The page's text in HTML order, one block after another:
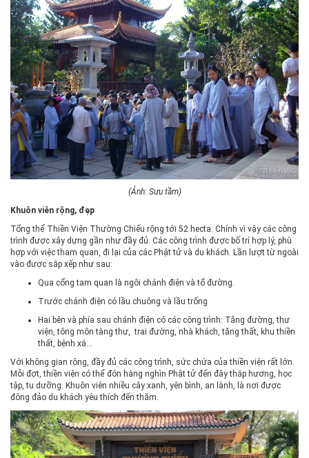
(Ảnh: Sưu tầm)
Khuôn viên rộng, đẹp
Tổng thể Thiền Viện Thường Chiếu rộng tới 52 hecta. Chính vì vậy các công
trình được xây dựng gần như đầy đủ. Các công trình được bố trí hợp lý, phù
hợp với việc tham quan, đi lại của các Phật tử và du khách. Lần lượt từ ngoài
vào được sắp xếp như sau:
Qua cổng tam quan là ngôi chánh điện và tổ đường.
Trước chánh điện có lầu chuông và lầu trống
Hai bên và phía sau chánh điện có các công trình: Tăng đường, thư
viện, tông môn tàng thư, trai đường, nhà khách, tăng thất, khu thiền
thất, bệnh xá…
Với không gian rộng, đầy đủ các công trình, sức chứa của thiền viện rất lớn.
Mỗi đợt, thiền viện có thể đón hàng nghìn Phật tử đến đây thắp hương, học
tập, tu dưỡng. Khuôn viên nhiều cây xanh, yên bình, an lành, là nơi được
đông đảo du khách yêu thích đến thăm.